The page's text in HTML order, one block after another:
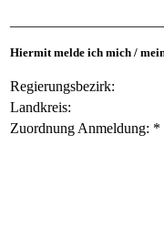
Hiermit melde ich mich /
Regierungsbezirk:
Landkreis:
Zuordnung Anmeldung: *